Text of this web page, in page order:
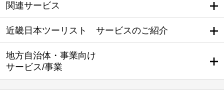
関連サービス
近畿日本ツーリスト サービスのご紹介
地方自治体・事業向け
サービス/事業